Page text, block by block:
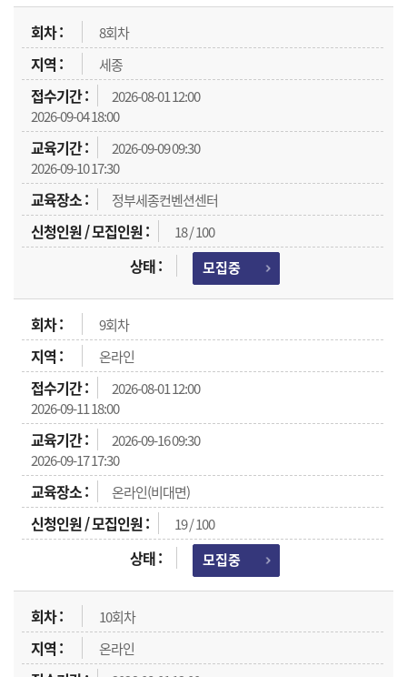
8회차
세종
2026-08-01 12:00
2026-09-04 18:00
2026-09-09 09:30
2026-09-10 17:30
정부세종컨벤션센터
18 / 100
모집중
9회차
온라인
2026-08-01 12:00
2026-09-11 18:00
2026-09-16 09:30
2026-09-17 17:30
온라인(비대면)
19 / 100
모집중
10회차
온라인